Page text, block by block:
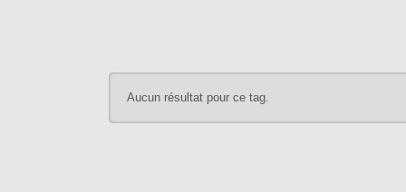
Aucun résultat pour ce tag.